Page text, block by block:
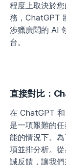
程度上取決於
務，ChatGPT
涉獵廣闊的 AI
台。
直接對比：
在 ChatGPT
是一項艱難的
能的情況下。
項並排分析。
誠反饋，讓我